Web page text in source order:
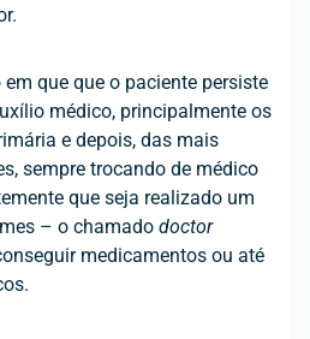
que que o paciente persiste
médico, principalmente os
e depois, das mais
sempre trocando de médico
que seja realizado um
– o chamado doctor
medicamentos ou até